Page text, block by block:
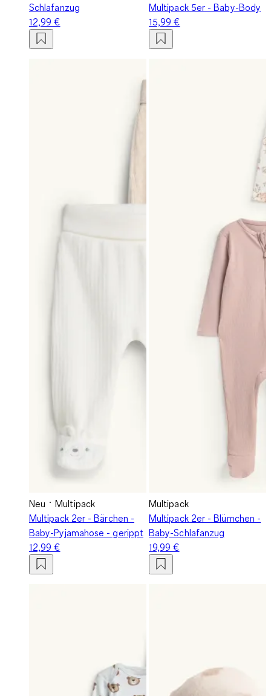
Schlafanzug
12,99 €
Multipack 5er - Baby-Body
15,99 €
Neu
Multipack
Multipack 2er - Bärchen -
Baby-Pyjamahose - gerippt
12,99 €
Multipack
Multipack 2er - Blümchen -
Baby-Schlafanzug
19,99 €